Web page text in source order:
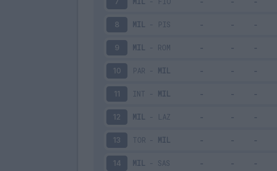
8 MIL - PIS
9 MIL - ROM
10 PAR - MIL
11 INT - MIL
12 MIL - LAZ
13 TOR - MIL
14 MIL - SAS